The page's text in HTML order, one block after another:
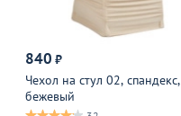
840 ₽
Чехол на стул 02, спандекс,
бежевый